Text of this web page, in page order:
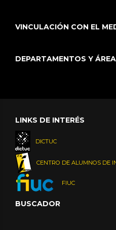
VINCULACIÓN CON EL
DEPARTAMENTOS Y
LINKS DE INTERÉS
DICTUC
CENTRO DE ALUMNOS DE
FIUC
BUSCADOR